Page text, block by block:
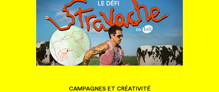
CAMPAGNES ET CRÉATIVITÉ